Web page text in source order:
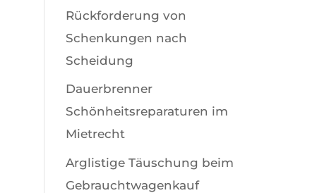
Rückforderung von
Schenkungen nach
Scheidung
Dauerbrenner
Schönheitsreparaturen im
Mietrecht
Arglistige Täuschung beim
Gebrauchtwagenkauf